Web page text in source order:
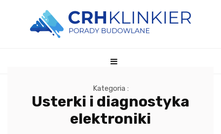
Kategoria :
Usterki i diagnostyka
elektroniki